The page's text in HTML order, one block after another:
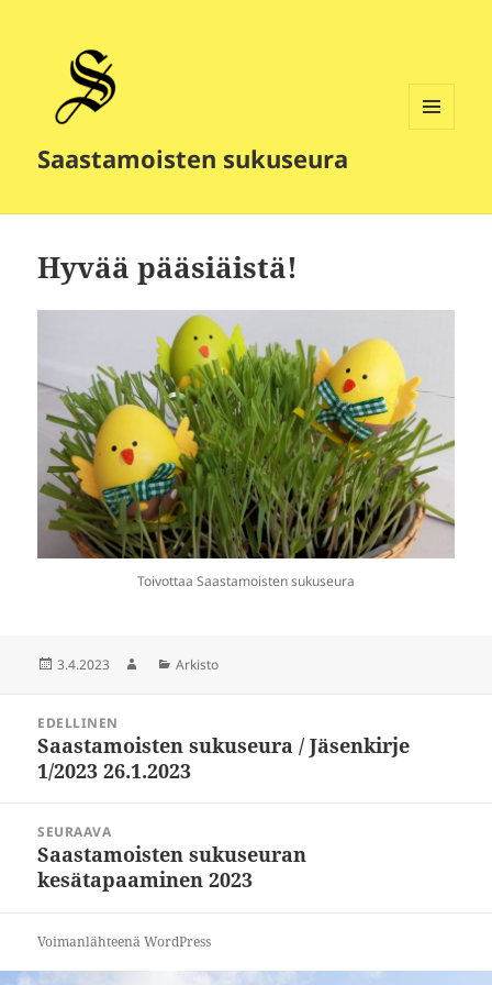
Saastamoisten sukuseura
Hyvää pääsiäistä!
Toivottaa Saastamoisten sukuseura
Julkaistu
3.4.2023 KirjoittajaKategoriat
Arkisto
selaus
EDELLINEN
Edellinen
artikkeli:
Saastamoisten sukuseura / Jäsenkirje
1/2023 26.1.2023
SEURAAVA
Seuraava
artikkeli:
Saastamoisten sukuseuran
kesätapaaminen 2023
Voimanlähteenä WordPress